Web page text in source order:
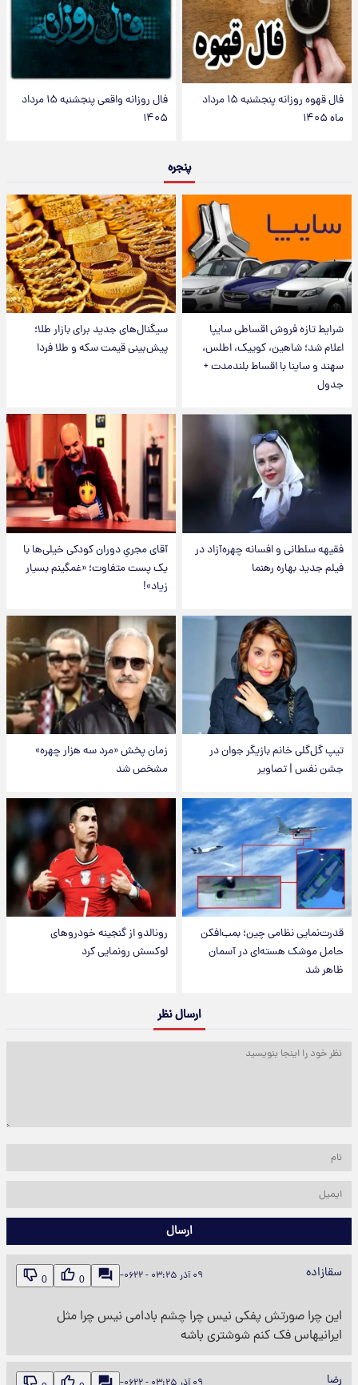
فال قهوه روزانه پنجشنبه ۱۵ مرداد
ماه ۱۴۰۵
فال روزانه واقعی پنجشنبه ۱۵ مرداد
۱۴۰۵
پنجره
شرایط تازه فروش اقساطی سایپا
اعلام شد؛ شاهین، کوییک، اطلس،
سهند و ساینا با اقساط بلندمدت +
جدول
سیگنال‌های جدید برای بازار طلا؛
پیش‌بینی قیمت سکه و طلا فردا
فقیهه سلطانی و افسانه چهره‌آزاد در
فیلم جدید بهاره رهنما
آقای مجریِ دوران کودکی خیلی‌ها با
یک پست متفاوت؛ «غمگینم بسیار
زیاد»!
تیپ گل‌گلی خانم بازیگر جوان در
جشن نفس | تصاویر
زمان پخش «مرد سه هزار چهره»
مشخص شد
قدرت‌نمایی نظامی چین؛ بمب‌افکن
حامل موشک هسته‌ای در آسمان
ظاهر شد
رونالدو از گنجینه خودروهای
لوکسش رونمایی کرد
ارسال نظر
ارسال
سقازاده ۰۹ آذر ‎−۰۶۲۲ - ۰۳:۲۵ 0
0
این چرا صورتش پفکی نیس چرا چشم بادامی نیس چرا مثل
ایرانیهاس فک کنم شوشتری باشه
رضا